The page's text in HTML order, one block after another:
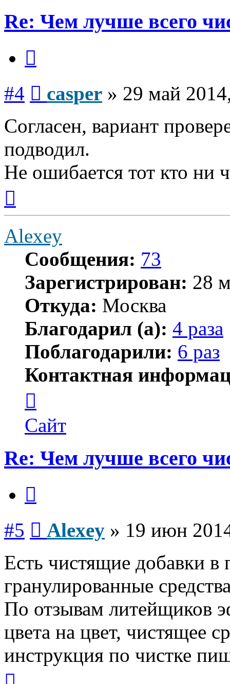
Re: Чем лучше всего
#4 casper » 29 май
Согласен, вариант
подводил.
Не ошибается тот кто ни
началу
Alexey
Сообщения: 73
Зарегистрирован: 28
Откуда: Москва
Благодарил (а): 4 раза
Поблагодарили: 6 раз
Контактная
пользователя
Alexey
Сайт
Re: Чем лучше всего
#5 Alexey » 19 июн
Есть чистящие добавки в
гранулированные
По отзывам литейщиков
цвета на цвет, чистящее
инструкция по чистке